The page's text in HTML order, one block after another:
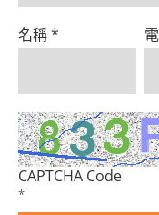
名稱*
CAPTCHA Code
*